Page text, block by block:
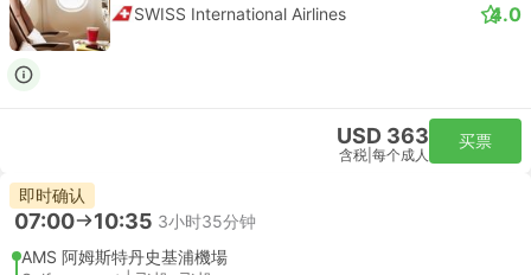
SWISS International Airlines 4.0
USD 363
含税 每个成人
买票
即时确认
07:00 10:35 3小时35分钟
AMS 阿姆斯特丹史基浦機場